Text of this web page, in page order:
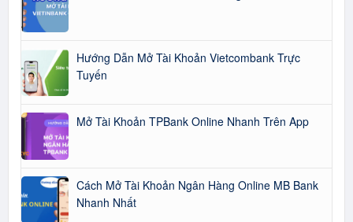
Hướng Dẫn Mở Tài Khoản Vietcombank Trực
Tuyến
Mở Tài Khoản TPBank Online Nhanh Trên App
Cách Mở Tài Khoản Ngân Hàng Online MB Bank
Nhanh Nhất